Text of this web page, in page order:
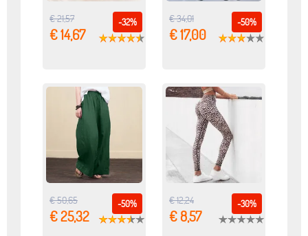
-32%
€ 21,57
€ 14,67
-50%
€ 34,01
€ 17,00
-50%
€ 50,65
€ 25,32
-30%
€ 12,24
€ 8,57